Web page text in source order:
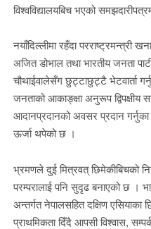
विश्वविद्यालयबिच भएको
नयाँदिल्लीमा रहँदा परराष्ट्रमन्त्री
अजित डोभाल तथा भारतीय जनता
चौथाईवालेसँग छुट्टाछुट्टै भेटवार्ता
जनताको आकाङ्क्षा अनुरूप द्विपक्षीय
आदानप्रदानको अवसर प्रदान गर्नुका
ऊर्जा थपेको छ ।
भ्रमणले दुई मित्रवत् छिमेकीबिचको
परम्परालाई पनि सुदृढ बनाएको छ ।
अन्तर्गत नेपालसहित दक्षिण
प्राथमिकता दिँदै आपसी विश्वास,